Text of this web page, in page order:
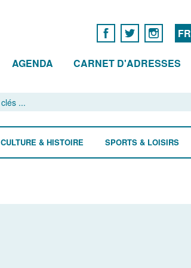
FR
AGENDA CARNET D'ADRESSES
CULTURE & HISTOIRE SPORTS & LOISIRS